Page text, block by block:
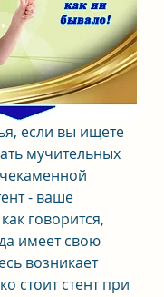
если вы ищете
мучительных
- ваше
говорится,
имеет свою
возникает
стоит стент при